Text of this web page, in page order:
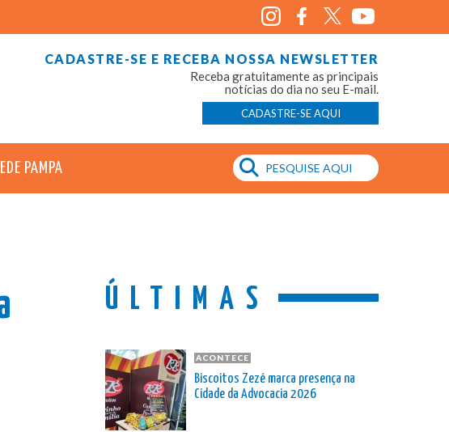
CADASTRE-SE E RECEBA NOSSA NEWSLETTER
Receba gratuitamente as principais
notícias do dia no seu E-mail.
CADASTRE-SE AQUI
PAMPA
ÚLTIMAS
ACONTECE
Biscoitos Zezé marca presença na
Cidade da Advocacia 2026